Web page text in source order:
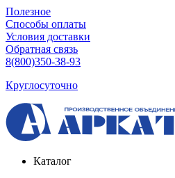
Полезное
Способы оплаты
Условия доставки
Обратная связь
8(800)350-38-93
Круглосуточно
Каталог